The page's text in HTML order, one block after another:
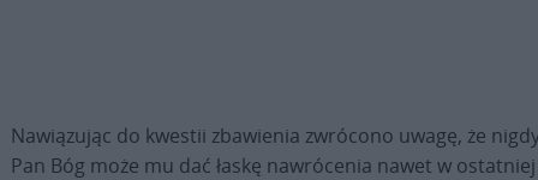
Nawiązując do kwestii zbawienia zwrócono uwagę, że
Pan Bóg może mu dać łaskę nawrócenia nawet w